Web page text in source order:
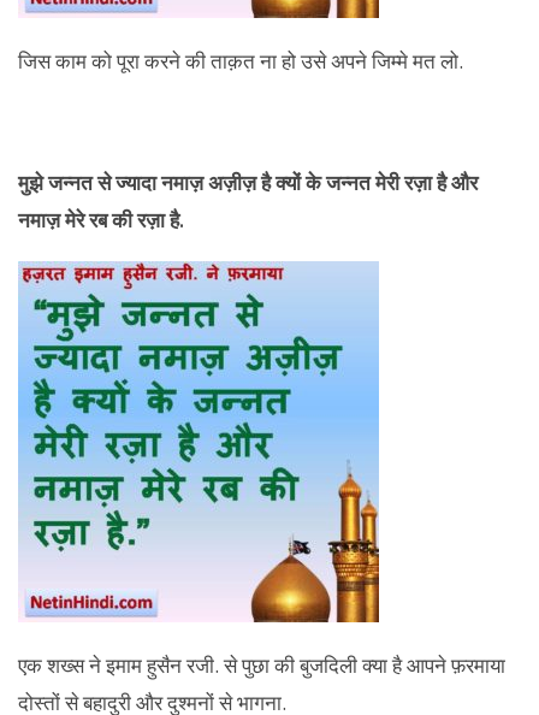
जिस काम को पूरा करने की ताक़त ना हो उसे अपने जिम्मे मत लो.
मुझे जन्नत से ज्यादा नमाज़ अज़ीज़ है क्यों के जन्नत मेरी रज़ा है और
नमाज़ मेरे रब की रज़ा है.
एक शख्स ने इमाम हुसैन रजी. से पुछा की बुजदिली क्या है आपने फ़रमाया
दोस्तों से बहादुरी और दुश्मनों से भागना.